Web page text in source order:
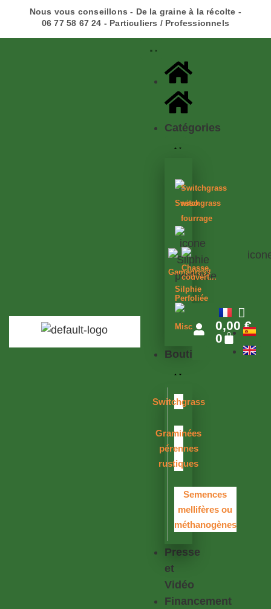
Nous vous conseillons - De la graine à la récolte -
06 77 58 67 24 - Particuliers / Professionnels
Catégories
Switchgrass
Switchgrass
asso
fourrage
Gamagrass
Silphie
Perfoliée
Chasse,
couvert...
Miscanthus
Boutique
Switchgrass
Graminées
pérennes
rustiques
Semences
mellifères ou
méthanogènes
Presse
et
Vidéo
Financement
0,00€
0